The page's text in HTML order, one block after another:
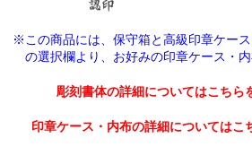
※この商品には、保守箱と高級印章ケー
の選択欄より、 お好みの印章ケース・
彫刻書体の詳細についてはこちら
印章ケース・内布の詳細についてはこ